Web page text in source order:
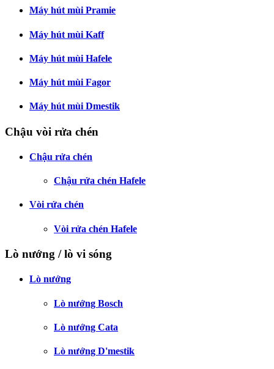
Máy hút mùi Pramie
Máy hút mùi Kaff
Máy hút mùi Hafele
Máy hút mùi Fagor
Máy hút mùi Dmestik
Chậu vòi rửa chén
Chậu rửa chén
Chậu rửa chén Hafele
Vòi rửa chén
Vòi rửa chén Hafele
Lò nướng / lò vi sóng
Lò nướng
Lò nướng Bosch
Lò nướng Cata
Lò nướng D'mestik